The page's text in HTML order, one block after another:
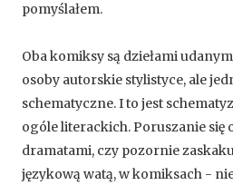
pomyślałem.
Oba komiksy są dziełami
osoby autorskie stylistyce, ale
schematyczne. I to jest
ogóle literackich. Poruszanie
dramatami, czy pozornie
językową watą, w komiksach -